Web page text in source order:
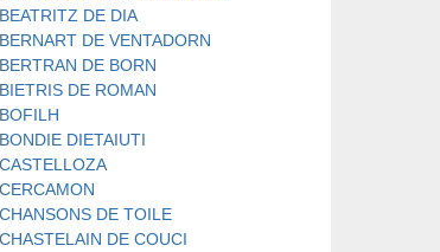
BEATRITZ DE DIA
BERNART DE VENTADORN
BERTRAN DE BORN
BIETRIS DE ROMAN
BOFILH
BONDIE DIETAIUTI
CASTELLOZA
CERCAMON
CHANSONS DE TOILE
CHASTELAIN DE COUCI